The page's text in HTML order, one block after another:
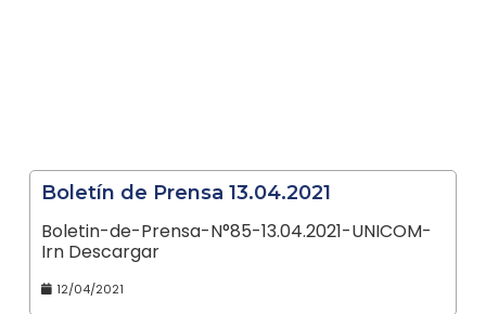
Boletín de Prensa 13.04.2021
Boletin-de-Prensa-N°85-13.04.2021-UNICOM-
Irn Descargar
12/04/2021